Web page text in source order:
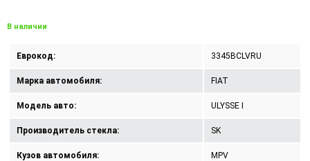
В наличии
Еврокод: 3345BCLVRU
Марка автомобиля: FIAT
Модель авто: ULYSSE I
Производитель стекла: SK
Кузов автомобиля: MPV
КОНТАКТЫ
ПОЛИТИКА КОНФИДЕНЦИАЛЬНОСТИ